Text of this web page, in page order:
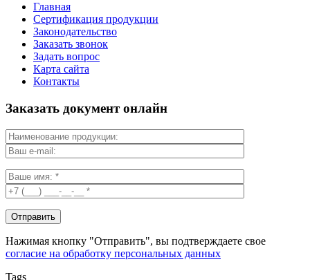
Главная
Сертификация продукции
Законодательство
Заказать звонок
Задать вопрос
Карта сайта
Контакты
Заказать документ онлайн
Нажимая кнопку "Отправить", вы подтверждаете свое
согласие на обработку персональных данных
Tags